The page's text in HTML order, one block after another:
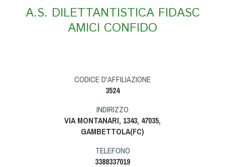
A.S. DILETTANTISTICA FIDASC
AMICI CONFIDO
CODICE D'AFFILIAZIONE
3524
INDIRIZZO
VIA MONTANARI, 1343, 47035,
GAMBETTOLA(FC)
TELEFONO
3388337019
Calendario Manifestazioni
Organi di Giustizia - Dispositivi
Guida Locandine Ufficiali
English e Training Sporting
Tiro a Palla